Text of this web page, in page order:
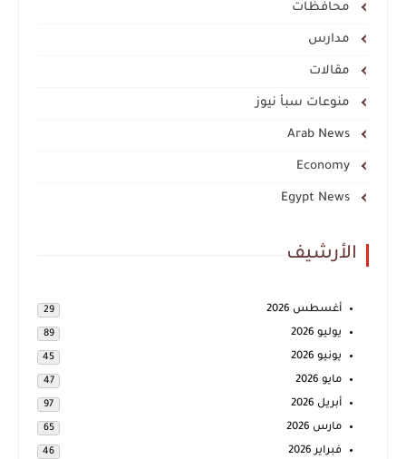
محافظات
مدارس
مقالات
منوعات سبأ نيوز
Arab News
Economy
Egypt News
الأرشيف
أغسطس 2026 29
يوليو 2026 89
يونيو 2026 45
مايو 2026 47
أبريل 2026 97
مارس 2026 65
فبراير 2026 46